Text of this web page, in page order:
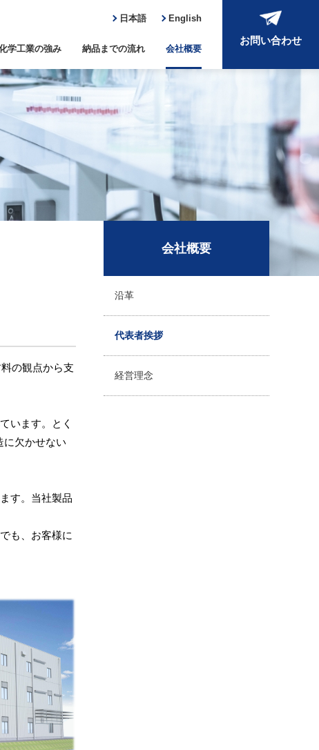
日本語 English
学工業の強み 納品までの流れ 会社概要
お問い合わせ
の観点から支
います。とく
に欠かせない
す。当社製品
も、お客様に
会社概要
沿革
代表者挨拶
経営理念